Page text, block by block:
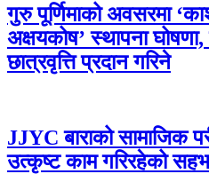
गुरु पूर्णिमाको अवसरमा
अक्षयकोष’ स्थापना घोषणा,
छात्रवृत्ति प्रदान गरिने
JJYC बाराको सामाजिक
उत्कृष्ट काम गरिरहेको